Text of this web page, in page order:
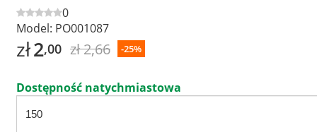
0
Model: PO001087
zł2,00 zł 2,66 -25%
Dostępność natychmiastowa